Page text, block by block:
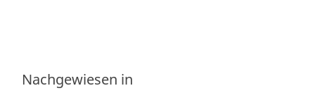
Nachgewiesen in